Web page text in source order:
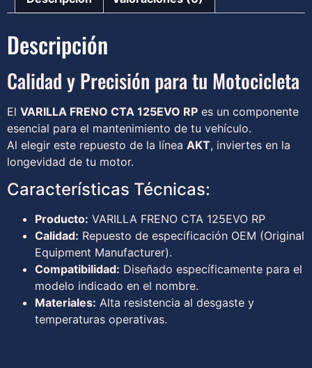
Descripción
Calidad y Precisión para tu Motocicleta
El VARILLA FRENO CTA 125EVO RP es un componente
esencial para el mantenimiento de tu vehículo.
Al elegir este repuesto de la línea AKT, inviertes en la
longevidad de tu motor.
Características Técnicas:
Producto: VARILLA FRENO CTA 125EVO RP
Calidad: Repuesto de especificación OEM (Original
Equipment Manufacturer).
Compatibilidad: Diseñado específicamente para el
modelo indicado en el nombre.
Materiales: Alta resistencia al desgaste y
temperaturas operativas.